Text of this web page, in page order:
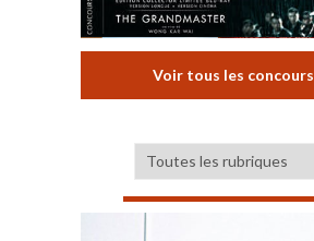
Voir tous les concours